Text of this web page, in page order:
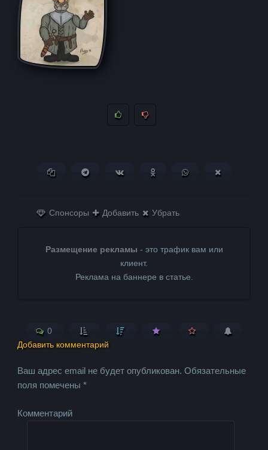
Копировать ссылкуПоделиться в Telegram
Поделиться ВКонтактеПоделиться в
Поделиться в
Спонсоры Добавить Убрать
Размещение рекламы - это трафик вам или
клиент.
Реклама на баннере в статье.
0
Добавить комментарий
Ваш адрес email не будет опубликован. Обязательные
поля помечены*
Комментарий